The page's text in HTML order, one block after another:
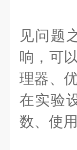
噪
见问题
响，可
理器、
在实验
数、使